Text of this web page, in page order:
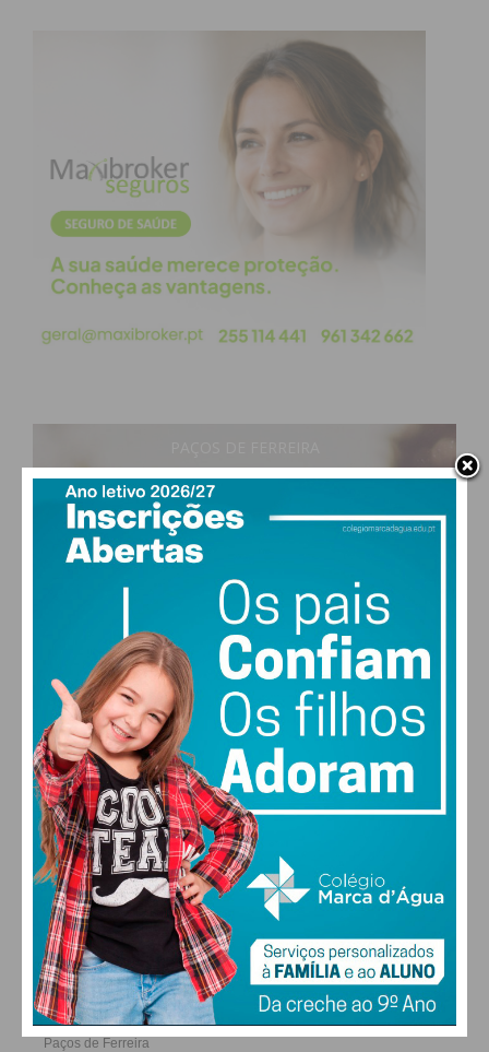
25°
68% humidade
vento: 2m/s O
29°
SEG
31
TER
31°
QUA
32°
FARMACIAS DE SERVIÇO EM PAÇOS DE
FERREIRA